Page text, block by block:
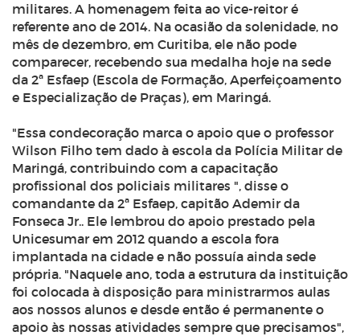
militares. A homenagem feita ao vice-reitor é
referente ano de 2014. Na ocasião da solenidade, no
mês de dezembro, em Curitiba, ele não pode
comparecer, recebendo sua medalha hoje na sede
da 2ª Esfaep (Escola de Formação, Aperfeiçoamento
e Especialização de Praças), em Maringá.
"Essa condecoração marca o apoio que o professor
Wilson Filho tem dado à escola da Polícia Militar de
Maringá, contribuindo com a capacitação
profissional dos policiais militares ", disse o
comandante da 2ª Esfaep, capitão Ademir da
Fonseca Jr.. Ele lembrou do apoio prestado pela
Unicesumar em 2012 quando a escola fora
implantada na cidade e não possuía ainda sede
própria. "Naquele ano, toda a estrutura da instituição
foi colocada à disposição para ministrarmos aulas
aos nossos alunos e desde então é permanente o
apoio às nossas atividades sempre que precisamos",